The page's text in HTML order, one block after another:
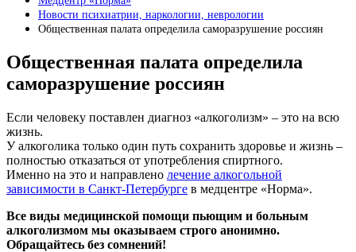
Новости психиатрии, наркологии, неврологии
Общественная палата определила саморазрушение россиян
Общественная палата определила
саморазрушение россиян
Если человеку поставлен диагноз «алкоголизм» – это на всю
жизнь.
У алкоголика только один путь сохранить здоровье и жизнь –
полностью отказаться от употребления спиртного.
Именно на это и направлено лечение алкогольной
зависимости в Санкт-Петербурге в медцентре «Норма».
Все виды медицинской помощи пьющим и больным
алкоголизмом мы оказываем строго анонимно.
Обращайтесь без сомнений!